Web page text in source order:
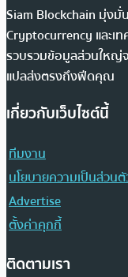
Siam Blockchain มุ่งมั่
Cryptocurrency และเ
รวบรวมข้อมูลส่วนใหญ่จ
แปลส่งตรงถึงฟีดคุณ
เกี่ยวกับเว็บไซต์นี้
ทีมงาน
นโยบายความเป็นส่วน
Advertise
ตั้งค่าคุกกี้
ติดตามเรา